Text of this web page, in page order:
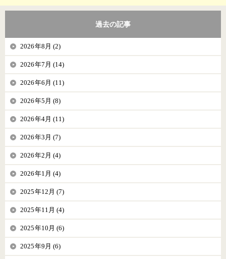
過去の記事
2026年8月 (2)
2026年7月 (14)
2026年6月 (11)
2026年5月 (8)
2026年4月 (11)
2026年3月 (7)
2026年2月 (4)
2026年1月 (4)
2025年12月 (7)
2025年11月 (4)
2025年10月 (6)
2025年9月 (6)